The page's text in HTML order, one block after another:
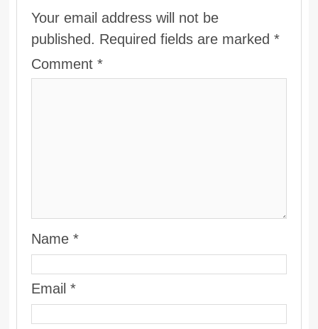
Your email address will not be
published. Required fields are marked*
Comment*
Name*
Email*